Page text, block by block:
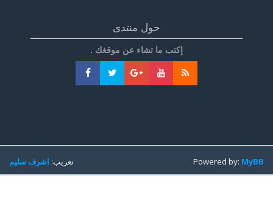
حول منتدى
إكتب ما تشاء عن موقغك .
تعريب:اشرف سليم Powered by:MyBB